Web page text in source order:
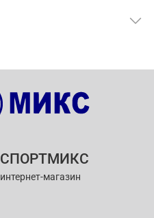
СПОРТМИКС
интернет-магазин